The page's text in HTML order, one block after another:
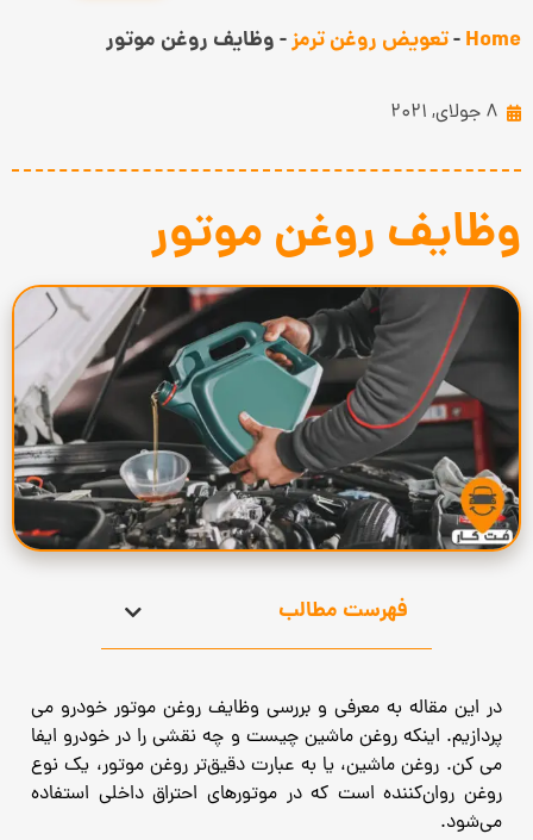
Home
-تعویض روغن ترمز-وظایف روغن موتور
8 جولای, 2021
وظایف روغن موتور
فهرست مطالب
در این مقاله به معرفی و بررسی وظایف روغن موتور خودرو می
پردازیم. اینکه روغن ماشین چیست و چه نقشی را در خودرو ایفا
می کن. روغن ماشین، یا به عبارت دقیق‌تر روغن موتور، یک نوع
روغن روان‌کننده است که در موتورهای احتراق داخلی استفاده
می‌شود.